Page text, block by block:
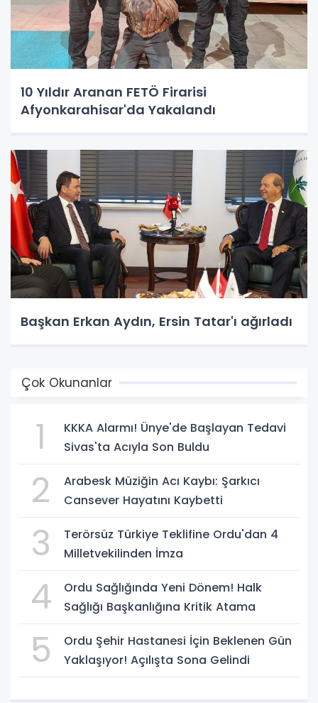
10 Yıldır Aranan FETÖ Firarisi
Afyonkarahisar'da Yakalandı
Başkan Erkan Aydın, Ersin Tatar'ı ağırladı
Çok Okunanlar
1
KKKA Alarmı! Ünye'de Başlayan Tedavi
Sivas'ta Acıyla Son Buldu
2
Arabesk Müziğin Acı Kaybı: Şarkıcı
Cansever Hayatını Kaybetti
3
Terörsüz Türkiye Teklifine Ordu'dan 4
Milletvekilinden İmza
4
Ordu Sağlığında Yeni Dönem! Halk
Sağlığı Başkanlığına Kritik Atama
5
Ordu Şehir Hastanesi İçin Beklenen Gün
Yaklaşıyor! Açılışta Sona Gelindi